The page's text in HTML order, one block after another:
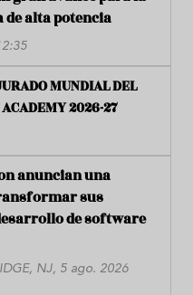
alta potencia
MUNDIAL DEL
ACADEMY 2026-27
anuncian una
sus
de software
NJ, 5 ago. 2026